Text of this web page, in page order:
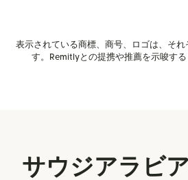
表示されている商標、商号、ロゴは、そ
す。Remitlyとの提携や推薦を示唆する
サウジアラビ